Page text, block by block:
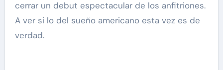
cerrar un debut espectacular de los anfitriones.
A ver si lo del sueño americano esta vez es de
verdad.